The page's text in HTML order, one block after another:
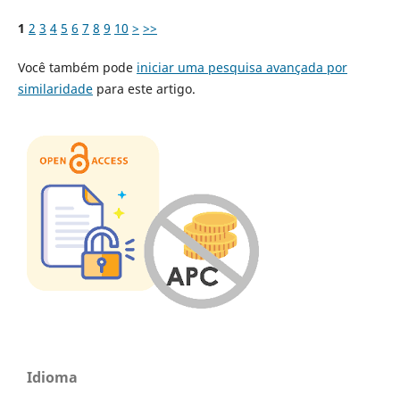
1 2 3 4 5 6 7 8 9 10 > >>
Você também pode iniciar uma pesquisa avançada por
similaridadepara este artigo.
Idioma